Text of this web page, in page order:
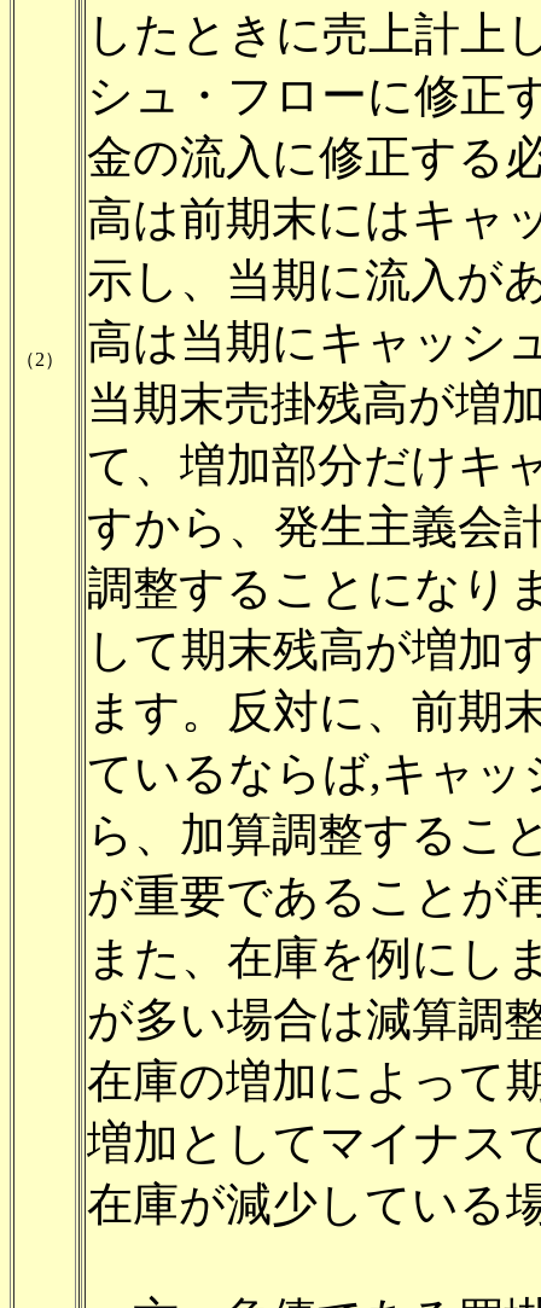
（2）
したときに売上計上
シュ・フローに修正
金の流入に修正する
高は前期末にはキャ
示し、当期に流入が
高は当期にキャッシ
当期末売掛残高が増
て、増加部分だけキ
すから、発生主義会
調整することになり
して期末残高が増加
ます。反対に、前期
ているならば,キャ
ら、加算調整するこ
が重要であることが
また、在庫を例にし
が多い場合は減算調
在庫の増加によって
増加としてマイナス
在庫が減少している